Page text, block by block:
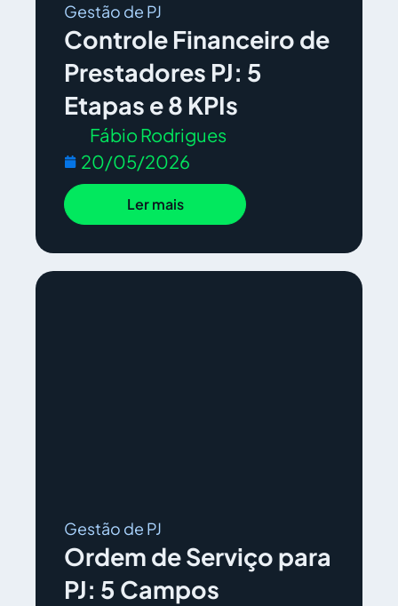
Gestão de PJ
Controle Financeiro de
Prestadores PJ: 5
Etapas e 8 KPIs
Fábio Rodrigues
20/05/2026
Ler mais
Gestão de PJ
Ordem de Serviço para
PJ: 5 Campos